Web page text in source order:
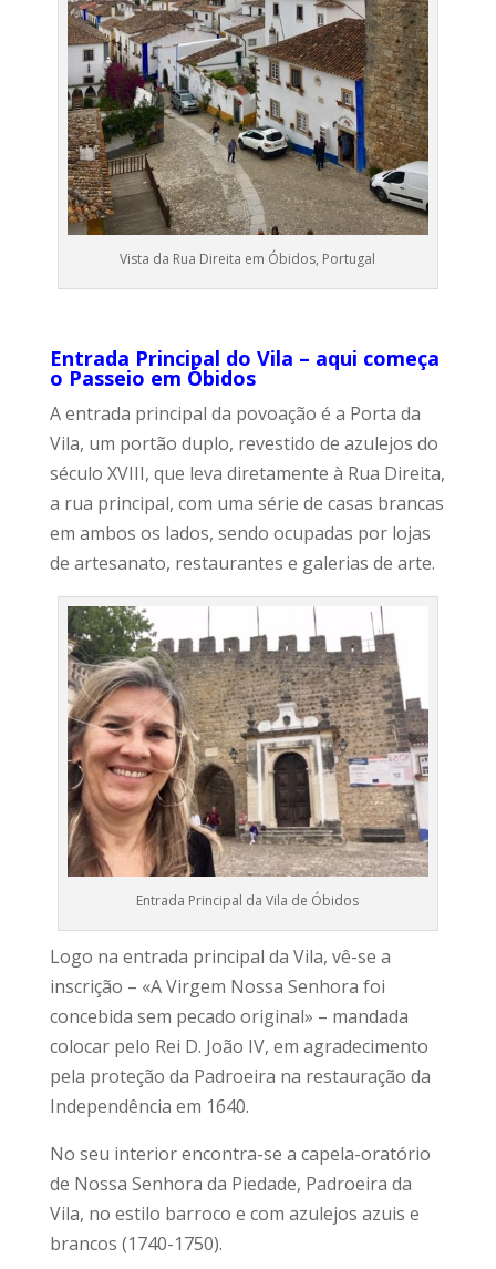
Vista da Rua Direita em Óbidos, Portugal
Entrada Principal do Vila – aqui começa
o Passeio em Óbidos
A entrada principal da povoação é a Porta da
Vila, um portão duplo, revestido de azulejos do
século XVIII, que leva diretamente à Rua Direita,
a rua principal, com uma série de casas brancas
em ambos os lados, sendo ocupadas por lojas
de artesanato, restaurantes e galerias de arte.
Entrada Principal da Vila de Óbidos
Logo na entrada principal da Vila, vê-se a
inscrição – «A Virgem Nossa Senhora foi
concebida sem pecado original» – mandada
colocar pelo Rei D. João IV, em agradecimento
pela proteção da Padroeira na restauração da
Independência em 1640.
No seu interior encontra-se a capela-oratório
de Nossa Senhora da Piedade, Padroeira da
Vila, no estilo barroco e com azulejos azuis e
brancos (1740-1750).